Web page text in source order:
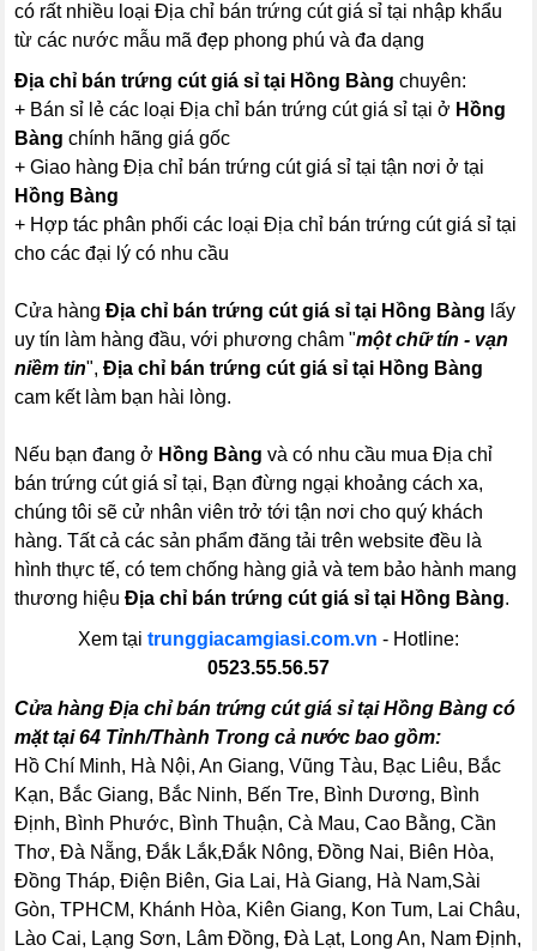
có rất nhiều loại Địa chỉ bán trứng cút giá sỉ tại nhập khẩu
từ các nước mẫu mã đẹp phong phú và đa dạng
Địa chỉ bán trứng cút giá sỉ tại Hồng Bàngchuyên:
+ Bán sỉ lẻ các loại Địa chỉ bán trứng cút giá sỉ tại ở Hồng
Bàng chính hãng giá gốc
+ Giao hàng Địa chỉ bán trứng cút giá sỉ tại tận nơi ở tại
Hồng Bàng
+ Hợp tác phân phối các loại Địa chỉ bán trứng cút giá sỉ tại
cho các đại lý có nhu cầu
Cửa hàngĐịa chỉ bán trứng cút giá sỉ tại Hồng Bàng lấy
uy tín làm hàng đầu, với phương châm "một chữ tín - vạn
niềm tin",Địa chỉ bán trứng cút giá sỉ tại Hồng Bàng
cam kết làm bạn hài lòng.
Nếu bạn đang ở Hồng Bàng và có nhu cầu mua Địa chỉ
bán trứng cút giá sỉ tại, Bạn đừng ngại khoảng cách xa,
chúng tôi sẽ cử nhân viên trở tới tận nơi cho quý khách
hàng. Tất cả các sản phẩm đăng tải trên website đều là
hình thực tế, có tem chống hàng giả và tem bảo hành mang
thương hiệuĐịa chỉ bán trứng cút giá sỉ tại Hồng Bàng.
Xem tại trunggiacamgiasi.com.vn - Hotline:
0523.55.56.57
Cửa hàng Địa chỉ bán trứng cút giá sỉ tại Hồng Bàng có
mặt tại 64 Tỉnh/Thành Trong cả nước bao gồm:
Hồ Chí Minh, Hà Nội, An Giang, Vũng Tàu, Bạc Liêu, Bắc
Kạn, Bắc Giang, Bắc Ninh, Bến Tre, Bình Dương, Bình
Định, Bình Phước, Bình Thuận, Cà Mau, Cao Bằng, Cần
Thơ, Đà Nẵng, Đắk Lắk,Đắk Nông, Đồng Nai, Biên Hòa,
Đồng Tháp, Điện Biên, Gia Lai, Hà Giang, Hà Nam,Sài
Gòn, TPHCM, Khánh Hòa, Kiên Giang, Kon Tum, Lai Châu,
Lào Cai, Lạng Sơn, Lâm Đồng, Đà Lạt, Long An, Nam Định,